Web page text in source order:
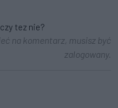
tez nie?
na komentarz, musisz być
zalogowany.